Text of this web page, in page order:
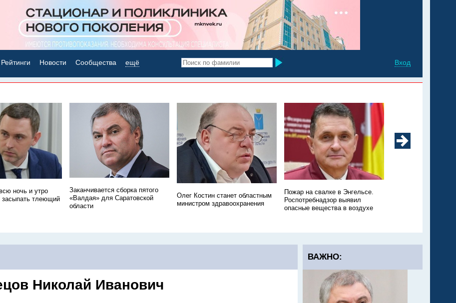
Вход
Рейтинги Новости Сообщества ещё
ночь и утро
тлеющий
Заканчивается сборка пятого
«Валдая» для Саратовской
области
Олег Костин станет областным
министром здравоохранения
Пожар на свалке в Энгельсе.
Роспотребнадзор выявил
опасные вещества в воздухе
Николай Иванович
ВАЖНО: